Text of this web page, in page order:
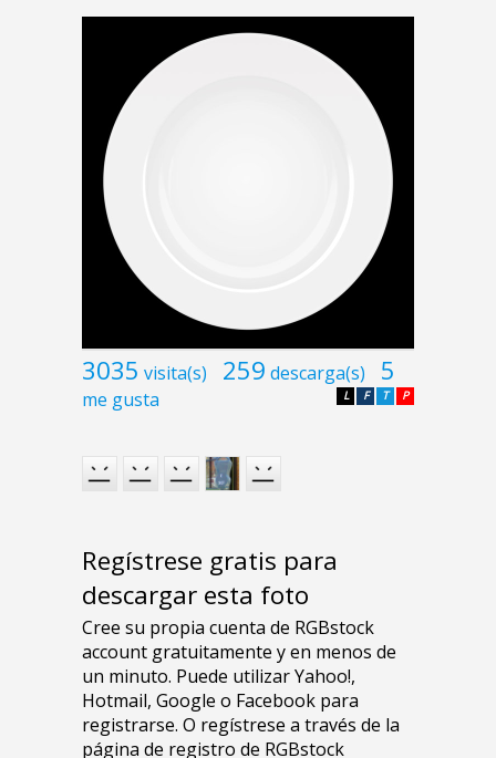
3035 visita(s) 259 descarga(s) 5
me gusta P
T
F
L
Regístrese gratis para
descargar esta foto